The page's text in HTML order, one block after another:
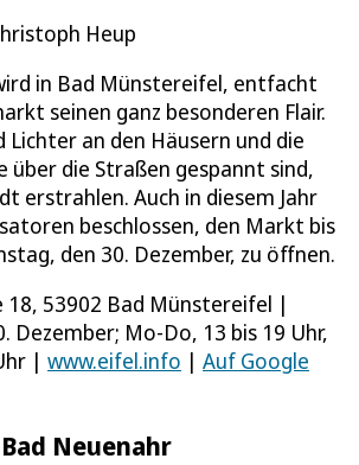
Heup
in Bad Münstereifel, entfacht
seinen ganz besonderen Flair.
Lichter an den Häusern und die
über die Straßen gespannt sind,
erstrahlen. Auch in diesem Jahr
beschlossen, den Markt bis
den 30. Dezember, zu öffnen.
53902 Bad Münstereifel |
Dezember; Mo-Do, 13 bis 19 Uhr,
| www.eifel.info | Auf Google
Neuenahr